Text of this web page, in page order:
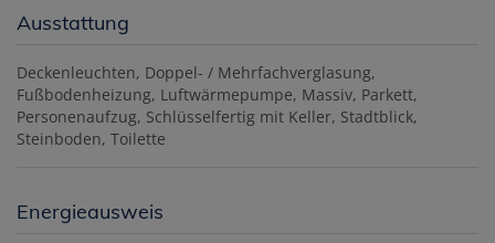
Ausstattung
Deckenleuchten Doppel- / Mehrfachverglasung
Fußbodenheizung Luftwärmepumpe Massiv Parkett
Personenaufzug Schlüsselfertig mit Keller Stadtblick
Steinboden Toilette
Energieausweis